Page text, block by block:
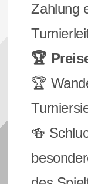
Zahlung
🏆
🏆
🍻